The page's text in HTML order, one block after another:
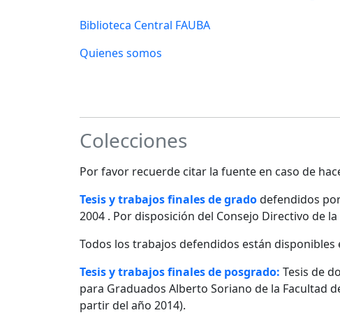
Biblioteca Central FAUBA
Quienes somos
Colecciones
Por favor recuerde citar la fuente en caso de
Tesis y trabajos finales de gradodefendidos
2004 . Por disposición del Consejo Directivo de
Todos los trabajos defendidos están
Tesis y trabajos finales de posgrado: Tesis de
para Graduados Alberto Soriano de la Facultad
partir del año 2014).